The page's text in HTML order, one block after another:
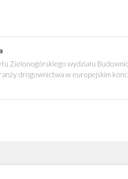
Zielonogórskiego wydziału
drogownictwa w europejskim